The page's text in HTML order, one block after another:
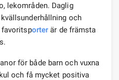
lekområden. Daglig
och
orter är de främsta
för både barn och vuxna
och få mycket positiva